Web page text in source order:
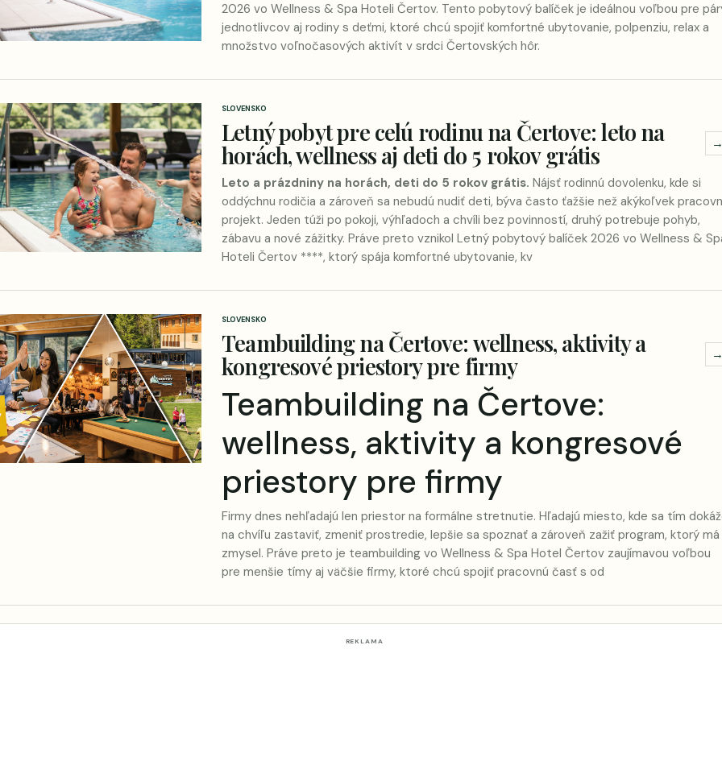
2026 vo Wellness & Spa Hoteli Čertov. Tento pobytový balíček je ideálnou voľbou pre
jednotlivcov aj rodiny s deťmi, ktoré chcú spojiť komfortné ubytovanie, polpenziu, relax a
množstvo voľnočasových aktivít v srdci Čertovských hôr.
SLOVENSKO
Letný pobyt pre celú rodinu na Čertove: leto na
horách, wellness aj deti do 5 rokov grátis
Leto a prázdniny na horách, deti do 5 rokov grátis. Nájsť rodinnú dovolenku, kde si
oddýchnu rodičia a zároveň sa nebudú nudiť deti, býva často ťažšie než akýkoľvek
projekt. Jeden túži po pokoji, výhľadoch a chvíli bez povinností, druhý potrebuje pohyb,
zábavu a nové zážitky. Práve preto vznikol Letný pobytový balíček 2026 vo Wellness &
Hoteli Čertov ****, ktorý spája komfortné ubytovanie, kv
SLOVENSKO
Teambuilding na Čertove: wellness, aktivity a
kongresové priestory pre firmy
Teambuilding na Čertove:
wellness, aktivity a kongresové
priestory pre firmy
Firmy dnes nehľadajú len priestor na formálne stretnutie. Hľadajú miesto, kde sa tím
na chvíľu zastaviť, zmeniť prostredie, lepšie sa spoznať a zároveň zažiť program, ktorý má
zmysel. Práve preto je teambuilding vo Wellness & Spa Hotel Čertov zaujímavou voľbou
pre menšie tímy aj väčšie firmy, ktoré chcú spojiť pracovnú časť s od
REKLAMA